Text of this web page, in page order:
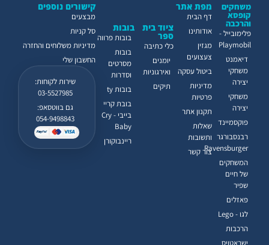
קישורים נוספים
מבצעים
סל קניות
מדיניות משלוחים והחזרה
החשבון שלי
שירות לקוחות:
03-5527985
גם בווטסאפ:
054-9498843
ציוד בית
ספר
כלי כתיבה
יומנים
ואירגוניות
תיקים
בובות
בובות פרווה
בובות
מסרטים
וסדרות
בובות ty
בובת קריי
בייבי - Cry
Baby
ריינבוקורן
משחקים
קופסא
והרכבה
פלימובייל -
Playmobil
דיאמנט
משחקי
יצירה
משחקי
יצירה
פוקסמיינד
רבנסבורגר
Ravensburger
המשחקים
של חיים
שפיר
פאזלים
לגו - Lego
הרכבות
מפת אתר
דף הבית
אודותינו
מגזין
צעצועים
ביטול עסקה
מדיניות
פרטיות
תקנון אתר
שאלות
ותשובות
צור קשר